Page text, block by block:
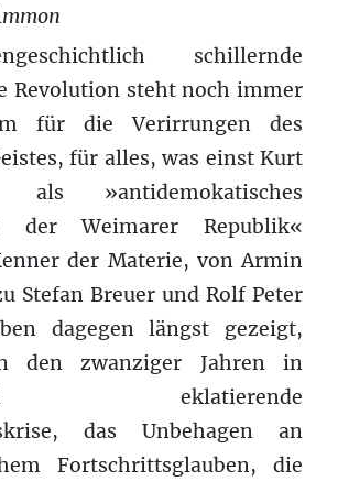
schillernde
Revolution steht noch immer
für die Verirrungen des
für alles, was einst Kurt
als »antidemokatisches
der Weimarer Republik«
der Materie, von Armin
Stefan Breuer und Rolf Peter
dagegen längst gezeigt,
den zwanziger Jahren in
eklatierende
das Unbehagen an
Fortschrittsglauben, die